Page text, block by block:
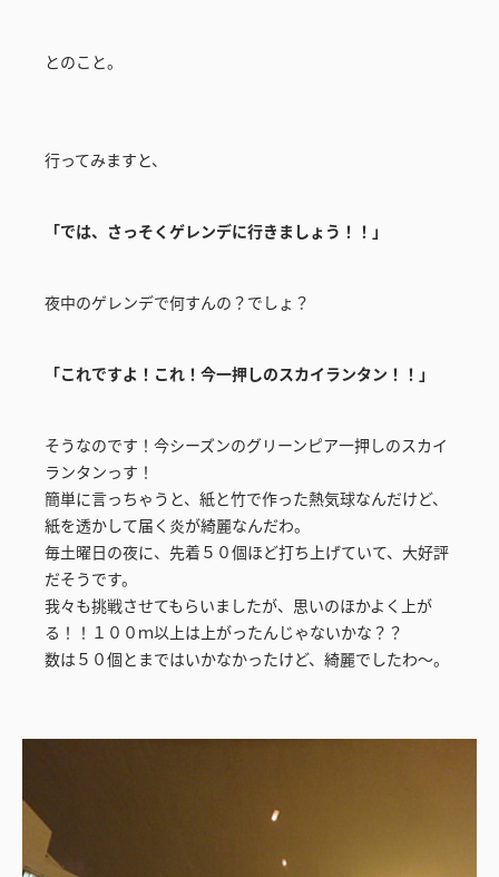
とのこと。
行ってみますと、
「では、さっそくゲレンデに行きましょう！！」
夜中のゲレンデで何すんの？でしょ？
「これですよ！これ！今一押しのスカイランタン！！」
そうなのです！今シーズンのグリーンピア一押しのスカイ
ランタンっす！
簡単に言っちゃうと、紙と竹で作った熱気球なんだけど、
紙を透かして届く炎が綺麗なんだわ。
毎土曜日の夜に、先着５０個ほど打ち上げていて、大好評
だそうです。
我々も挑戦させてもらいましたが、思いのほかよく上が
る！！１００ｍ以上は上がったんじゃないかな？？
数は５０個とまではいかなかったけど、綺麗でしたわ～。